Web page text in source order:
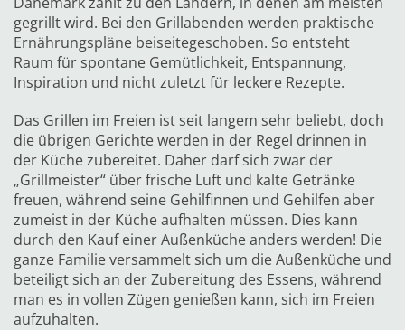
gegrillt wird. Bei den Grillabenden werden praktische
Ernährungspläne beiseitegeschoben. So entsteht
Raum für spontane Gemütlichkeit, Entspannung,
Inspiration und nicht zuletzt für leckere Rezepte.
Das Grillen im Freien ist seit langem sehr beliebt, doch
die übrigen Gerichte werden in der Regel drinnen in
der Küche zubereitet. Daher darf sich zwar der
„Grillmeister“ über frische Luft und kalte Getränke
freuen, während seine Gehilfinnen und Gehilfen aber
zumeist in der Küche aufhalten müssen. Dies kann
durch den Kauf einer Außenküche anders werden! Die
ganze Familie versammelt sich um die Außenküche und
beteiligt sich an der Zubereitung des Essens, während
man es in vollen Zügen genießen kann, sich im Freien
aufzuhalten.